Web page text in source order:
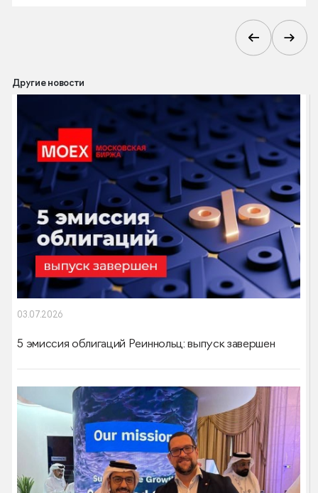
Другие новости
03.07.2026
5 эмиссия облигаций Реиннольц: выпуск завершен